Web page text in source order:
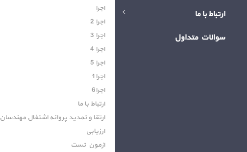
ارتباط با ما
سوالات متداول
اجرا
اجرا 2
اجرا 3
اجرا 4
اجرا 5
اجرا1
اجرا6
ارتباط با ما
ارتقا و تمدید پروانه اشتغال مهندسان
ارزیابی
ازمون تست